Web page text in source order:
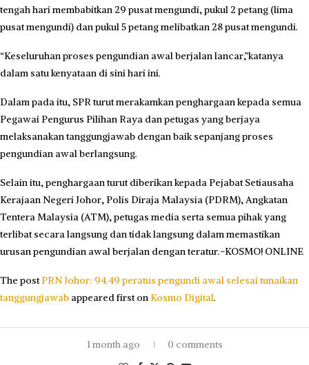
tengah hari membabitkan 29 pusat mengundi, pukul 2 petang (lima
pusat mengundi) dan pukul 5 petang melibatkan 28 pusat mengundi.
“Keseluruhan proses pengundian awal berjalan lancar,”katanya
dalam satu kenyataan di sini hari ini.
Dalam pada itu, SPR turut merakamkan penghargaan kepada semua
Pegawai Pengurus Pilihan Raya dan petugas yang berjaya
melaksanakan tanggungjawab dengan baik sepanjang proses
pengundian awal berlangsung.
Selain itu, penghargaan turut diberikan kepada Pejabat Setiausaha
Kerajaan Negeri Johor, Polis Diraja Malaysia (PDRM), Angkatan
Tentera Malaysia (ATM), petugas media serta semua pihak yang
terlibat secara langsung dan tidak langsung dalam memastikan
urusan pengundian awal berjalan dengan teratur.-KOSMO! ONLINE
The postPRN Johor: 94.49 peratus pengundi awal selesai tunaikan
tanggungjawab appeared first on Kosmo Digital.
1 month ago 0 comments